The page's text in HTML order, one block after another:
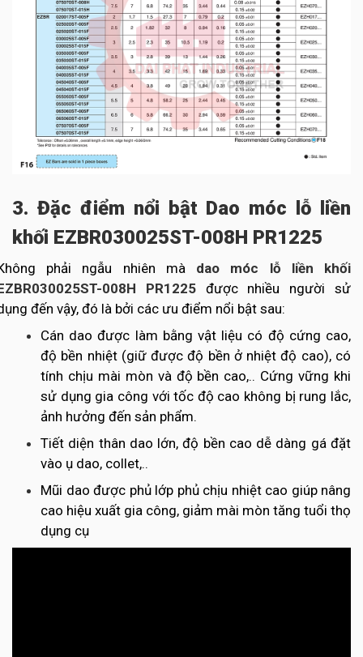
3. Đặc điểm nổi bật Dao móc lỗ liền
khối EZBR030025ST-008H PR1225
phải ngẫu nhiên mà dao móc lỗ liền khối
008H PR1225 được nhiều người sử
đến vậy, đó là bởi các ưu điểm nổi bật sau:
Cán dao được làm bằng vật liệu có độ cứng cao,
độ bền nhiệt (giữ được độ bền ở nhiệt độ cao), có
tính chịu mài mòn và độ bền cao,.. Cứng vững khi
sử dụng gia công với tốc độ cao không bị rung lắc,
ảnh hưởng đến sản phẩm.
Tiết diện thân dao lớn, độ bền cao dễ dàng gá đặt
vào ụ dao, collet,..
Mũi dao được phủ lớp phủ chịu nhiệt cao giúp nâng
cao hiệu xuất gia công, giảm mài mòn tăng tuổi thọ
dụng cụ